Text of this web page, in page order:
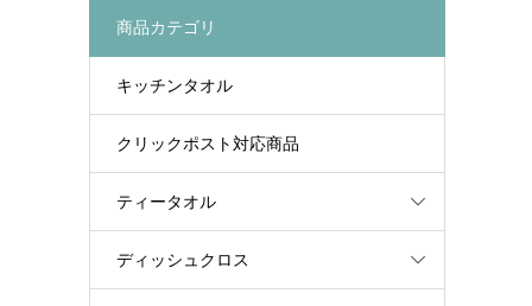
商品カテゴリ
キッチンタオル
クリックポスト対応商品
ティータオル
ディッシュクロス